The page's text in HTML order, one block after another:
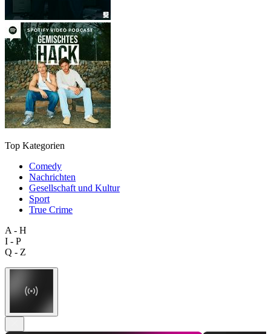
Top Kategorien
Comedy
Nachrichten
Gesellschaft und Kultur
Sport
True Crime
A - H
I - P
Q - Z